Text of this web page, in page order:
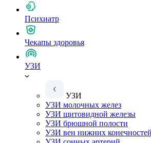
Психиатр
Чекапы здоровья
УЗИ
УЗИ
УЗИ молочных желез
УЗИ щитовидной железы
УЗИ брюшной полости
УЗИ вен нижних